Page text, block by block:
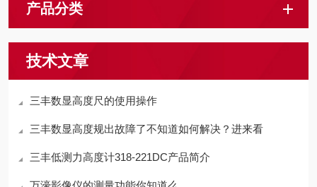
产品分类
技术文章
三丰数显高度尺的使用操作
三丰数显高度规出故障了不知道如何解决？进来看
三丰低测力高度计318-221DC产品简介